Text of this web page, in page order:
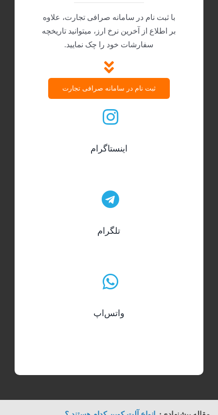
با ثبت نام در سامانه صرافی تجارت، علاوه
بر اطلاع از آخرین نرخ ارز، میتوانید تاریخچه
سفارشات خود را چک نمایید.
ثبت نام در سامانه صرافی تجارت
اینستاگرام
تلگرام
واتس‌اپ